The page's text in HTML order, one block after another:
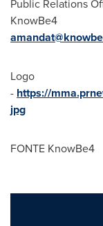
Public Relations
KnowBe4
Logo
- https://
jpg
FONTE KnowBe4